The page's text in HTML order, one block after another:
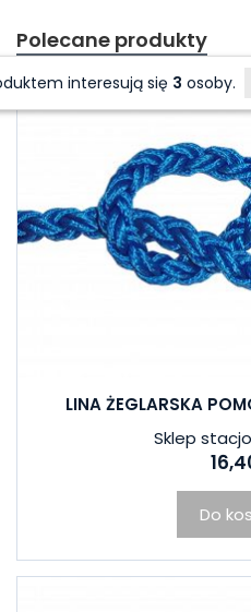
Polecane produkty
LINA ŻEGLARSKA
Sklep
Do
W ostatnich 7 dniach